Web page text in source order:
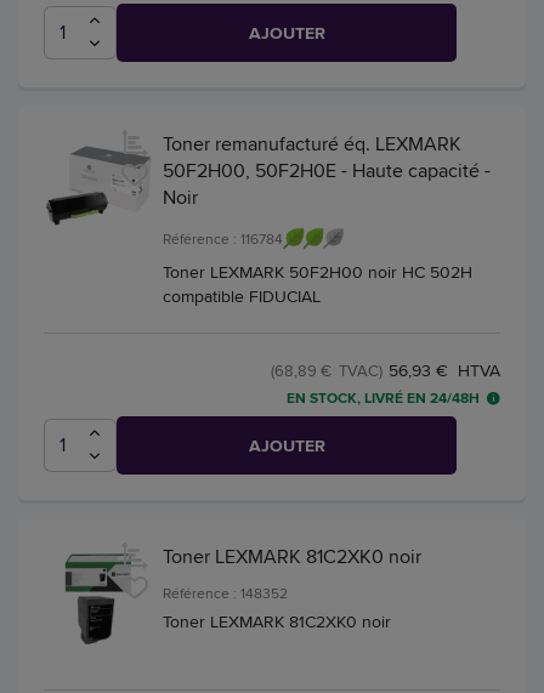
AJOUTER
Toner remanufacturé éq. LEXMARK
50F2H00, 50F2H0E - Haute capacité -
Noir
Référence : 116784
Toner LEXMARK 50F2H00 noir HC 502H
compatible FIDUCIAL
56,93 € HTVA
(68,89 € TVAC)
EN STOCK, LIVRÉ EN 24/48H
AJOUTER
Toner LEXMARK 81C2XK0 noir
Référence : 148352
Toner LEXMARK 81C2XK0 noir